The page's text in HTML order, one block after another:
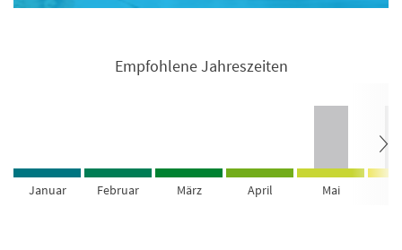
Empfohlene Jahreszeiten
Januar Februar März April Mai